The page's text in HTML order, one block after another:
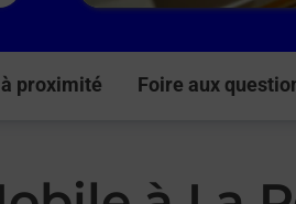
proximité Foire aux